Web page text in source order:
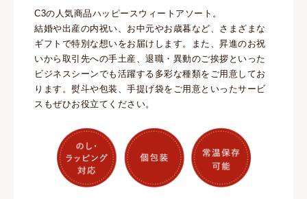
C3の人気商品ハッピースウィートアソート。
結婚や出産の内祝い、お中元やお歳暮など、さまざまな
ギフトで特別な想いをお届けします。また、昇進のお祝
いから取引先への手土産、退職・異動のご挨拶といった
ビジネスシーンでも活躍する多彩な種類をご用意してお
ります。熨斗や包装、手提げ袋をご用意といったサービ
スもぜひお役立てください。